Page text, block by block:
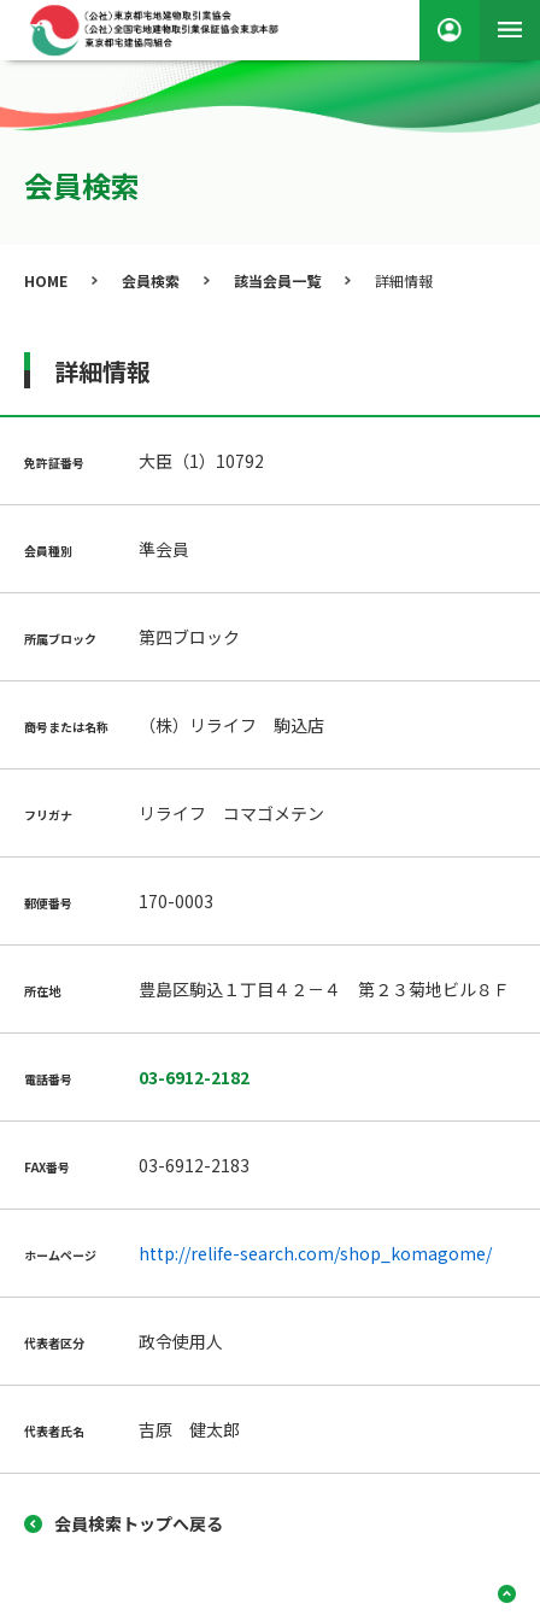
会員検索
HOME 会員検索 該当会員一覧 詳細情報
詳細情報
免許証番号 大臣（1）10792
会員種別 準会員
所属ブロック 第四ブロック
商号または名称 （株）リライフ 駒込店
フリガナ リライフ コマゴメテン
郵便番号 170-0003
所在地 豊島区駒込１丁目４２－４ 第２３菊地ビル８Ｆ
電話番号 03-6912-2182
FAX番号 03-6912-2183
ホームページ http://relife-search.com/shop_komagome/
代表者区分 政令使用人
代表者氏名 吉原 健太郎
会員検索トップへ戻る